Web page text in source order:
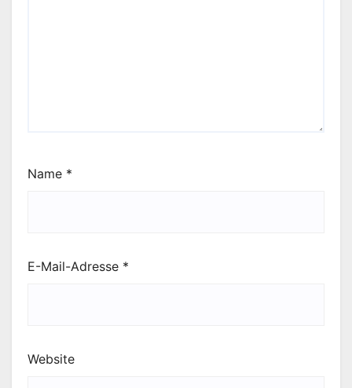
Name *
E-Mail-Adresse *
Website